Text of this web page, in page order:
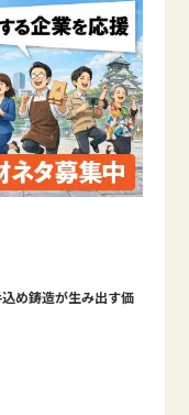
め鋳造が生み出す価